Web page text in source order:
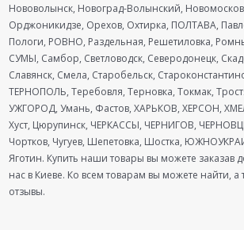
Нововолынск, Новоград-Волынский,
Орджоникидзе, Орехов, Охтирка, ПОЛТАВА,
Пологи, РОВНО, Раздельная, Решетиловка,
СУМЫ, Самбор, Светловодск, Северодонецк,
Славянск, Смела, Старобельск,
ТЕРНОПОЛЬ, Теребовля, Терновка, Токмак,
УЖГОРОД, Умань, Фастов, ХАРЬКОВ, ХЕРСОН,
Хуст, Цюрупинск, ЧЕРКАССЫ, ЧЕРНИГОВ,
Чортков, Чугуев, Шепетовка, Шостка,
Яготин. Купить наши товары вы можете заказав
нас в Киеве. Ко всем товарам вы можете найти, а
отзывы.